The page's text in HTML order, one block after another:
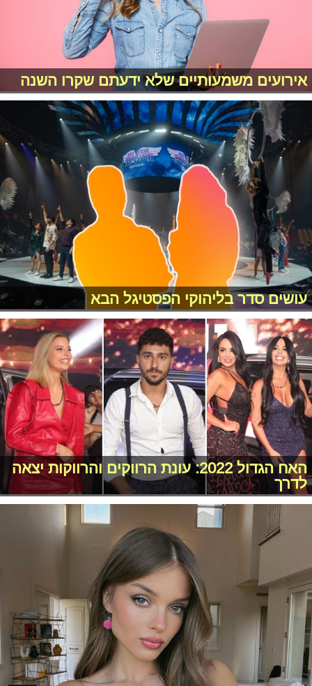
אירועים משמעותיים שלא ידעתם שקרו השנה
עושים סדר בליהוקי הפסטיגל הבא
האח הגדול 2022: עונת הרווקים והרווקות יצאה
לדרך